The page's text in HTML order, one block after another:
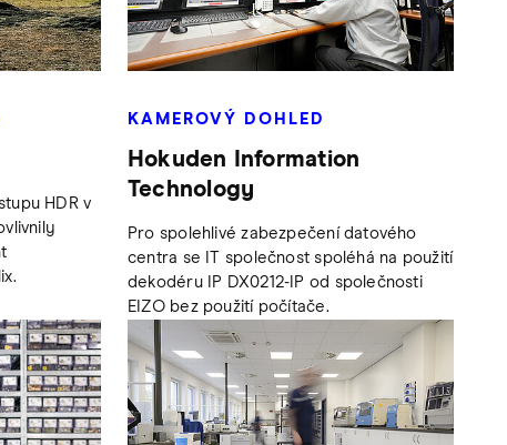
HDR v
KAMEROVÝ DOHLED
Hokuden Information
Technology
Pro spolehlivé zabezpečení datového
centra se IT společnost spoléhá na použití
dekodéru IP DX0212-IP od společnosti
EIZO bez použití počítače.